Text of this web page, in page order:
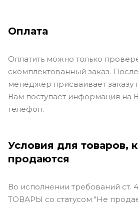
Оплата
Оплатить можно только
скомплектованный заказ.
менеджер присваивает заказу
Вам поступает информация
телефон.
Условия для товаров,
продаются
Во исполнении требований ст.
ТОВАРЫ со статусом "Не